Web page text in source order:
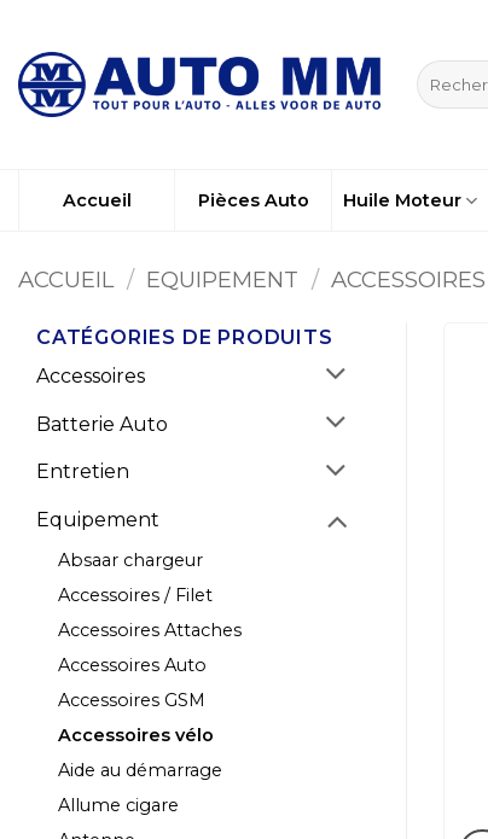
contenu
pour :
Accueil Pièces Auto Huile Moteur
ACCUEIL / EQUIPEMENT /
CATÉGORIES DE PRODUITS
Accessoires
Batterie Auto
Entretien
Equipement
Absaar chargeur
Accessoires / Filet
Accessoires Attaches
Accessoires Auto
Accessoires GSM
Accessoires vélo
Aide au démarrage
Allume cigare